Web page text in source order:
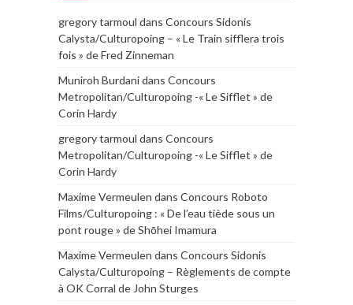
gregory tarmoul dans Concours Sidonis
Calysta/Culturopoing – « Le Train sifflera trois
fois » de Fred Zinneman
Muniroh Burdanidans Concours
Metropolitan/Culturopoing -« Le Sifflet » de
Corin Hardy
gregory tarmoul dans Concours
Metropolitan/Culturopoing -« Le Sifflet » de
Corin Hardy
Maxime Vermeulen dans Concours Roboto
Films/Culturopoing : « De l’eau tiède sous un
pont rouge » de Shōhei Imamura
Maxime Vermeulen dans Concours Sidonis
Calysta/Culturopoing – Règlements de compte
à OK Corral de John Sturges